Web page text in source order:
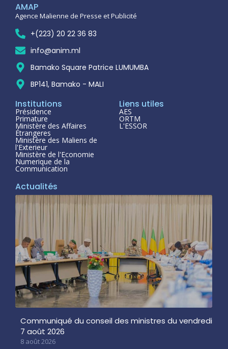
AMAP
Agence Malienne de Presse et Publicité
+(223) 20 22 36 83
info@anim.ml
Bamako Square Patrice LUMUMBA
BP141, Bamako - MALI
Institutions
Présidence
Primature
Ministère des Affaires
Étrangeres
Ministère des Maliens de
l'Exterieur
Ministère de l'Economie
Numerique de la
Communication
Liens utiles
AES
ORTM
L'ESSOR
Actualités
Communiqué du conseil des ministres du vendredi
7 août 2026
8 août 2026